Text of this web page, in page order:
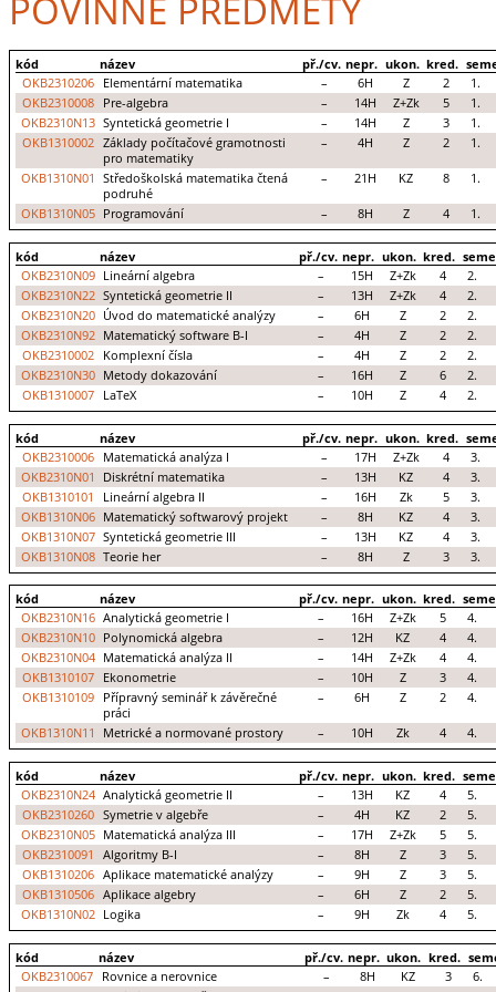
POVINNÉ PŘEDMĚTY
kód název př./cv. nepr. ukon. kred.
OKB2310206
Elementární matematika – 6H Z 2
1.
OKB2310008
Pre-algebra – 14H Z+Zk 5
1.
OKB2310N13 Syntetická geometrie I – 14H Z 3
1.
OKB1310002
Základy počítačové gramotnosti
pro matematiky
– 4H Z 2 1.
OKB1310N01
Středoškolská matematika čtená
podruhé
– 21H KZ 8 1.
OKB1310N05 Programování – 8H Z 4 1.
kód název př./cv. nepr. ukon. kred.
OKB2310N09
Lineární algebra – 15H Z+Zk 4
2.
OKB2310N22 Syntetická geometrie II – 13H Z+Zk 4
2.
OKB2310N20
Úvod do matematické analýzy – 6H Z 2
2.
OKB2310N92
Matematický software B-I – 4H Z 2
2.
OKB2310002
Komplexní čísla – 4H Z 2
2.
OKB2310N30
Metody dokazování – 16H Z 6
2.
OKB1310007
LaTeX – 10H Z 4 2.
kód název př./cv. nepr. ukon. kred.
OKB2310006
Matematická analýza I – 17H Z+Zk 4
3.
OKB2310N01
Diskrétní matematika – 13H KZ 4
3.
OKB1310101
Lineární algebra II – 16H Zk 5
3.
OKB1310N06
Matematický softwarový projekt – 8H KZ 4
3.
OKB1310N07 Syntetická geometrie III – 13H KZ 4
3.
OKB1310N08 Teorie her – 8H Z 3 3.
kód název př./cv. nepr. ukon. kred.
OKB2310N16 Analytická geometrie I – 16H Z+Zk 5
4.
OKB2310N10
Polynomická algebra – 12H KZ 4
4.
OKB2310N04
Matematická analýza II – 14H Z+Zk 4
4.
OKB1310107
Ekonometrie – 10H Z 3
4.
OKB1310109
Přípravný seminář k závěrečné
práci
– 6H Z 2 4.
OKB1310N11 Metrické a normované prostory – 10H Zk 4 4.
kód název př./cv. nepr. ukon. kred.
OKB2310N24 Analytická geometrie II – 13H KZ 4
5.
OKB2310260
Symetrie v algebře – 4H KZ 2
5.
OKB2310N05
Matematická analýza III – 17H Z+Zk 5
5.
OKB2310091
Algoritmy B-I – 8H Z 3
5.
OKB1310206
Aplikace matematické analýzy – 9H Z 3
5.
OKB1310506
Aplikace algebry – 6H Z 2
5.
OKB1310N02
Logika – 9H Zk 4 5.
kód název př./cv. nepr. ukon. kred.
OKB2310067
Rovnice a nerovnice – 8H KZ 3
6.